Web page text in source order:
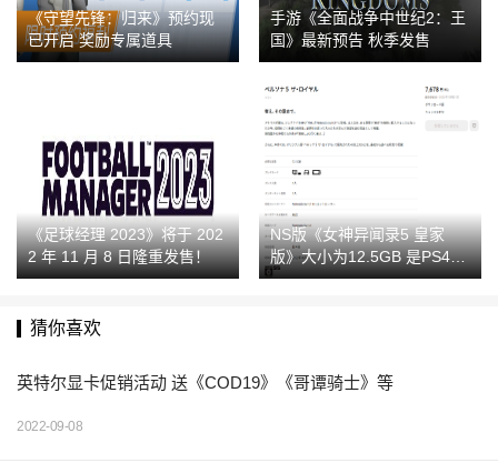
《守望先锋：归来》预约现
已开启 奖励专属道具
手游《全面战争中世纪2：王
国》最新预告 秋季发售
《足球经理 2023》将于 202
2 年 11 月 8 日隆重发售！
NS版《女神异闻录5 皇家
版》大小为12.5GB 是PS4版
的三分之一
猜你喜欢
英特尔显卡促销活动 送《COD19》《哥谭骑士》等
2022-09-08